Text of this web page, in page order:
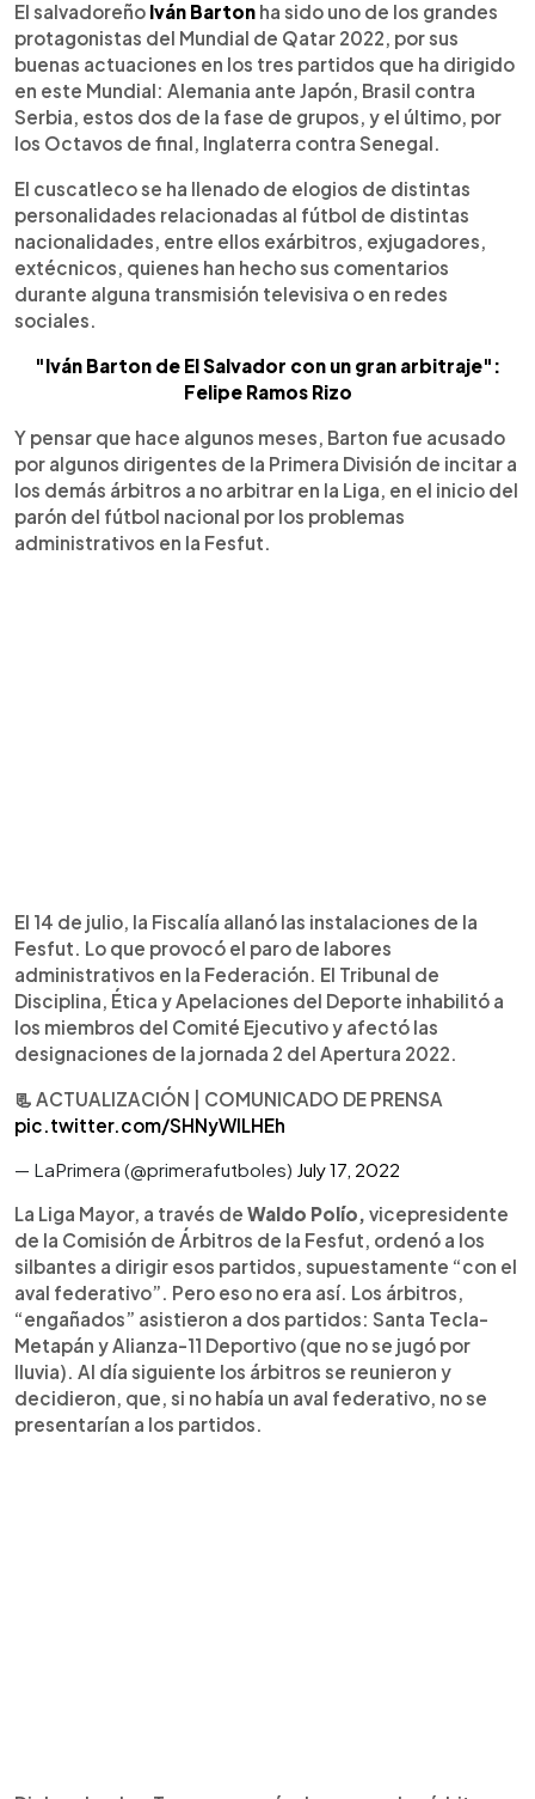
Escuchar artículo
El salvadoreño Iván Barton ha sido uno de los grandes
protagonistas del Mundial de Qatar 2022, por sus
buenas actuaciones en los tres partidos que ha dirigido
en este Mundial: Alemania ante Japón, Brasil contra
Serbia, estos dos de la fase de grupos, y el último, por
los Octavos de final, Inglaterra contra Senegal.
El cuscatleco se ha llenado de elogios de distintas
personalidades relacionadas al fútbol de distintas
nacionalidades, entre ellos exárbitros, exjugadores,
extécnicos, quienes han hecho sus comentarios
durante alguna transmisión televisiva o en redes
sociales.
"Iván Barton de El Salvador con un gran arbitraje":
Felipe Ramos Rizo
Y pensar que hace algunos meses, Barton fue acusado
por algunos dirigentes de la Primera División de incitar a
los demás árbitros a no arbitrar en la Liga, en el inicio del
parón del fútbol nacional por los problemas
administrativos en la Fesfut.
El 14 de julio, la Fiscalía allanó las instalaciones de la
Fesfut. Lo que provocó el paro de labores
administrativos en la Federación. El Tribunal de
Disciplina, Ética y Apelaciones del Deporte inhabilitó a
los miembros del Comité Ejecutivo y afectó las
designaciones de la jornada 2 del Apertura 2022.
📃 ACTUALIZACIÓN | COMUNICADO DE PRENSA
pic.twitter.com/SHNyWlLHEh
— LaPrimera (@primerafutboles) July 17, 2022
La Liga Mayor, a través de Waldo Polío, vicepresidente
de la Comisión de Árbitros de la Fesfut, ordenó a los
silbantes a dirigir esos partidos, supuestamente “con el
aval federativo”. Pero eso no era así. Los árbitros,
“engañados” asistieron a dos partidos: Santa Tecla-
Metapán y Alianza-11 Deportivo (que no se jugó por
lluvia). Al día siguiente los árbitros se reunieron y
decidieron, que, si no había un aval federativo, no se
presentarían a los partidos.